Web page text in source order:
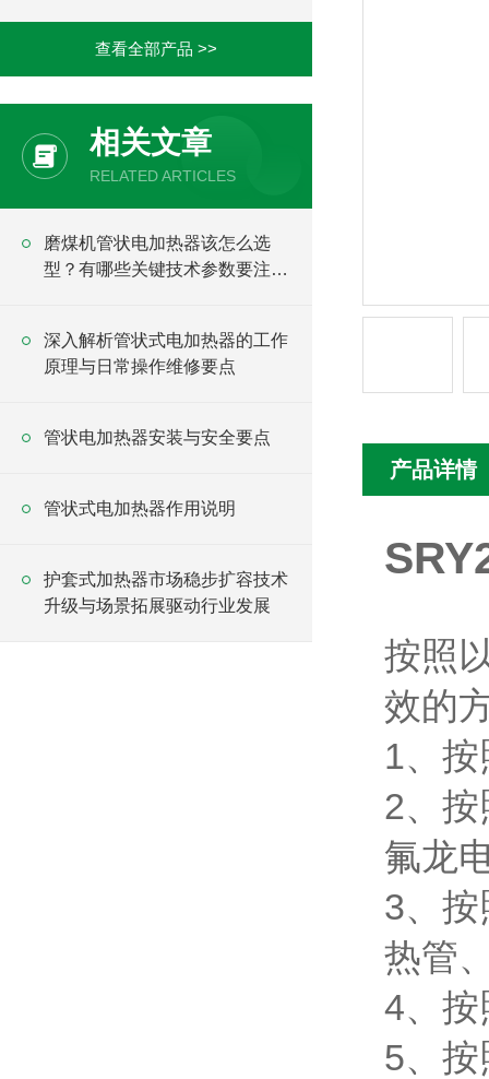
查看全部产品 >>
相关文章
RELATED ARTICLES
磨煤机管状电加热器该怎么选
型？有哪些关键技术参数要注
深入解析管状式电加热器的工作
原理与日常操作维修要点
管状电加热器安装与安全要点
管状式电加热器作用说明
护套式加热器市场稳步扩容技术
升级与场景拓展驱动行业发展
产品详情
按照
效的
1、
2、
氟龙
3、
热管
4、按
5、